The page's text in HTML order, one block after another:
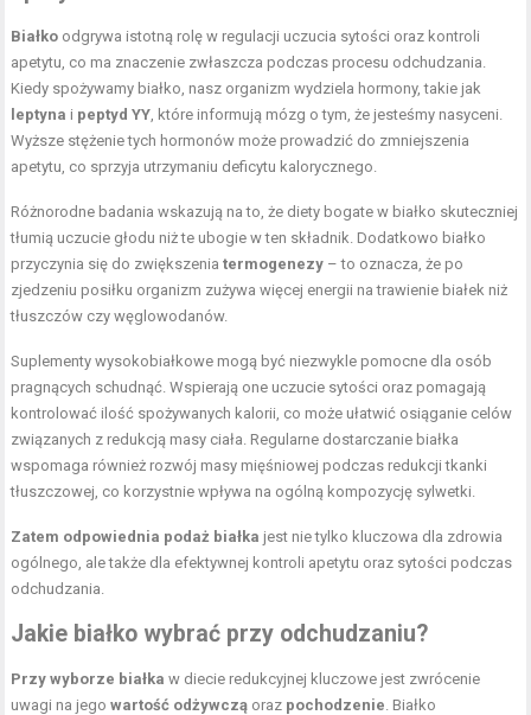
Białko odgrywa istotną rolę w regulacji uczucia sytości oraz kontroli
apetytu, co ma znaczenie zwłaszcza podczas procesu odchudzania.
Kiedy spożywamy białko, nasz organizm wydziela hormony, takie jak
leptyna i peptyd YY , które informują mózg o tym, że jesteśmy nasyceni.
Wyższe stężenie tych hormonów może prowadzić do zmniejszenia
apetytu, co sprzyja utrzymaniu deficytu kalorycznego.
Różnorodne badania wskazują na to, że diety bogate w białko skuteczniej
tłumią uczucie głodu niż te ubogie w ten składnik. Dodatkowo białko
przyczynia się do zwiększeniatermogenezy – to oznacza, że po
zjedzeniu posiłku organizm zużywa więcej energii na trawienie białek niż
tłuszczów czy węglowodanów.
Suplementy wysokobiałkowe mogą być niezwykle pomocne dla osób
pragnących schudnąć. Wspierają one uczucie sytości oraz pomagają
kontrolować ilość spożywanych kalorii, co może ułatwić osiąganie celów
związanych z redukcją masy ciała. Regularne dostarczanie białka
wspomaga również rozwój masy mięśniowej podczas redukcji tkanki
tłuszczowej, co korzystnie wpływa na ogólną kompozycję sylwetki.
Zatem odpowiednia podaż białka jest nie tylko kluczowa dla zdrowia
ogólnego, ale także dla efektywnej kontroli apetytu oraz sytości podczas
odchudzania.
Jakie białko wybrać przy odchudzaniu?
Przy wyborze białka w diecie redukcyjnej kluczowe jest zwrócenie
uwagi na jegowartość odżywczą oraz pochodzenie . Białko